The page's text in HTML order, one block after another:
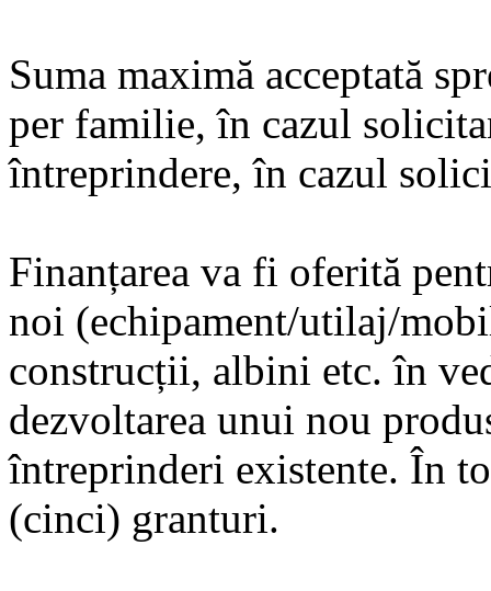
Suma maximă acceptată
per familie, în cazul
întreprindere, în cazul
Finanțarea va fi oferită
noi (echipament/utilaj/
construcții, albini etc. în
dezvoltarea unui nou
întreprinderi existente. În
(cinci) granturi.